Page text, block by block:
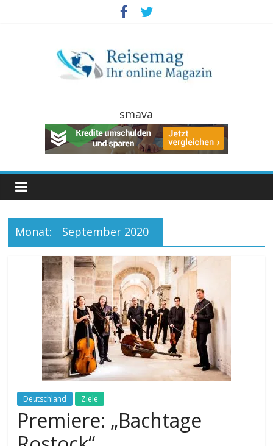
Reisemag
Reisemagazin
smava
Monat: September 2020
Deutschland Ziele
Premiere: „Bachtage